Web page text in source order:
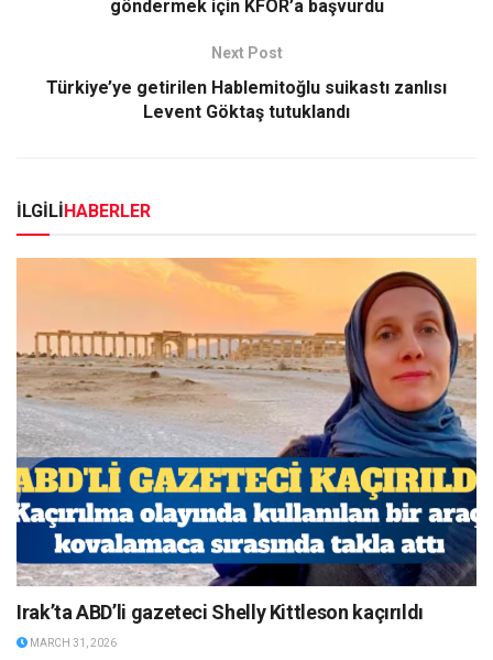
göndermek için KFOR’a başvurdu
Next Post
Türkiye’ye getirilen Hablemitoğlu suikastı zanlısı
Levent Göktaş tutuklandı
İLGİLİHABERLER
Irak’ta ABD’li gazeteci Shelly Kittleson kaçırıldı
MARCH 31, 2026